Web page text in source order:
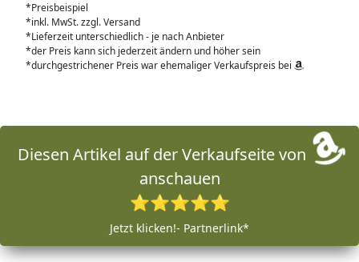
*Preisbeispiel
*inkl. MwSt. zzgl. Versand
*Lieferzeit unterschiedlich - je nach Anbieter
*der Preis kann sich jederzeit ändern und höher sein
*durchgestrichener Preis war ehemaliger Verkaufspreis bei
Diesen Artikel auf der Verkaufseite von
anschauen
⭐⭐⭐⭐⭐
Jetzt klicken!- Partnerlink*